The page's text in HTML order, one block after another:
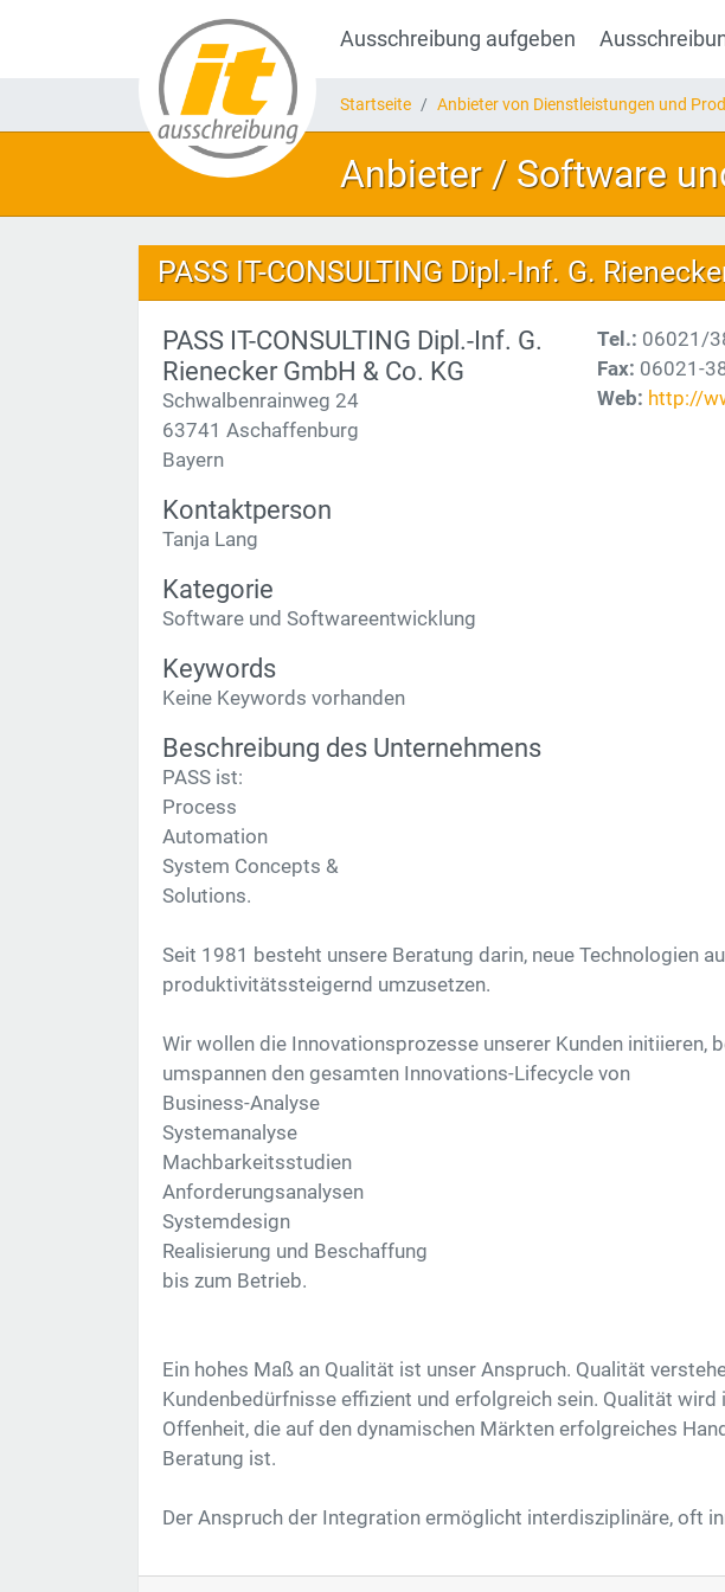
Ausschreibung aufgeben
Startseite Anbieter von Dienstleistungen und
Anbieter / Software
PASS IT-CONSULTING Dipl.-Inf. G.
PASS IT-CONSULTING Dipl.-Inf. G.
Rienecker GmbH & Co. KG
Schwalbenrainweg 24
63741 Aschaffenburg
Bayern
Tel.: 06021/
Fax: 06021-
Web: http://
Kontaktperson
Tanja Lang
Kategorie
Software und Softwareentwicklung
Keywords
Keine Keywords vorhanden
Beschreibung des Unternehmens
PASS ist:
Process
Automation
System Concepts &
Solutions.
Seit 1981 besteht unsere Beratung darin, neue Technologien
produktivitätssteigernd umzusetzen.
Wir wollen die Innovationsprozesse unserer Kunden initiieren,
umspannen den gesamten Innovations-Lifecycle von
Business-Analyse
Systemanalyse
Machbarkeitsstudien
Anforderungsanalysen
Systemdesign
Realisierung und Beschaffung
bis zum Betrieb.
Ein hohes Maß an Qualität ist unser Anspruch. Qualität
Kundenbedürfnisse effizient und erfolgreich sein. Qualität
Offenheit, die auf den dynamischen Märkten erfolgreiches
Beratung ist.
Der Anspruch der Integration ermöglicht interdisziplinäre, oft